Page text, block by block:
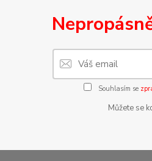
Souhlasím se
Můžete se